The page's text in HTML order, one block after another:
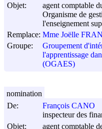
Objet:
agent comptable
Organisme de
l'enseignement
Remplace: Mme Joëlle
Groupe:
Groupement
l'apprentissage
(OGAES)
De:
François CANO
inspecteur des
Objet:
agent comptable
nomination